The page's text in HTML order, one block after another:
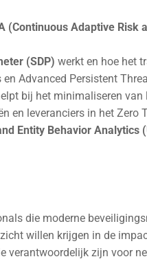
(Continuous Adaptive Risk
(SDP) werkt en hoe het
Advanced Persistent
bij het minimaliseren van
en leveranciers in het Zero
Entity Behavior Analytics
die moderne
willen krijgen in de
verantwoordelijk zijn voor